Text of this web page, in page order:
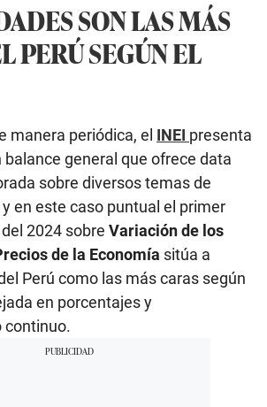
SON LAS MÁS
PERÚ SEGÚN EL
manera periódica, el INEI presenta
general que ofrece data
sobre diversos temas de
en este caso puntual el primer
2024 sobre Variación de los
de la Economía sitúa a
Perú como las más caras según
en porcentajes y